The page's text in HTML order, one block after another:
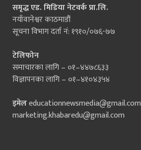
समृद्ध एड. मिडिया नेटवर्क प्रा.लि.
नयाँवानेश्वर काठमाडौं
सूचना विभाग दर्ता नं: १९१०/०७६-७७
टेलिफोन
समाचारका लागि – ०१–४४७८६३३
विज्ञापनका लागि – ०१–४१०४३५४
इमेलeducationnewsmedia@gmail.com
marketing.khabaredu@gmail.com